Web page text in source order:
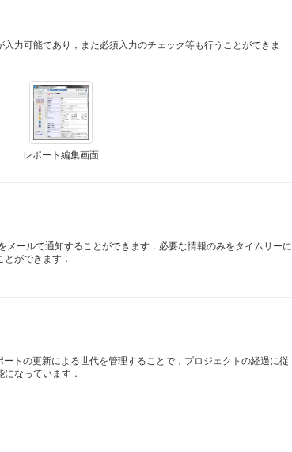
力可能であり，また必須入力のチェック等も行うことができま
レポート編集画面
ールで通知することができます．必要な情報のみをタイムリーに
ができます．
トの更新による世代を管理することで，プロジェクトの経過に従
なっています．